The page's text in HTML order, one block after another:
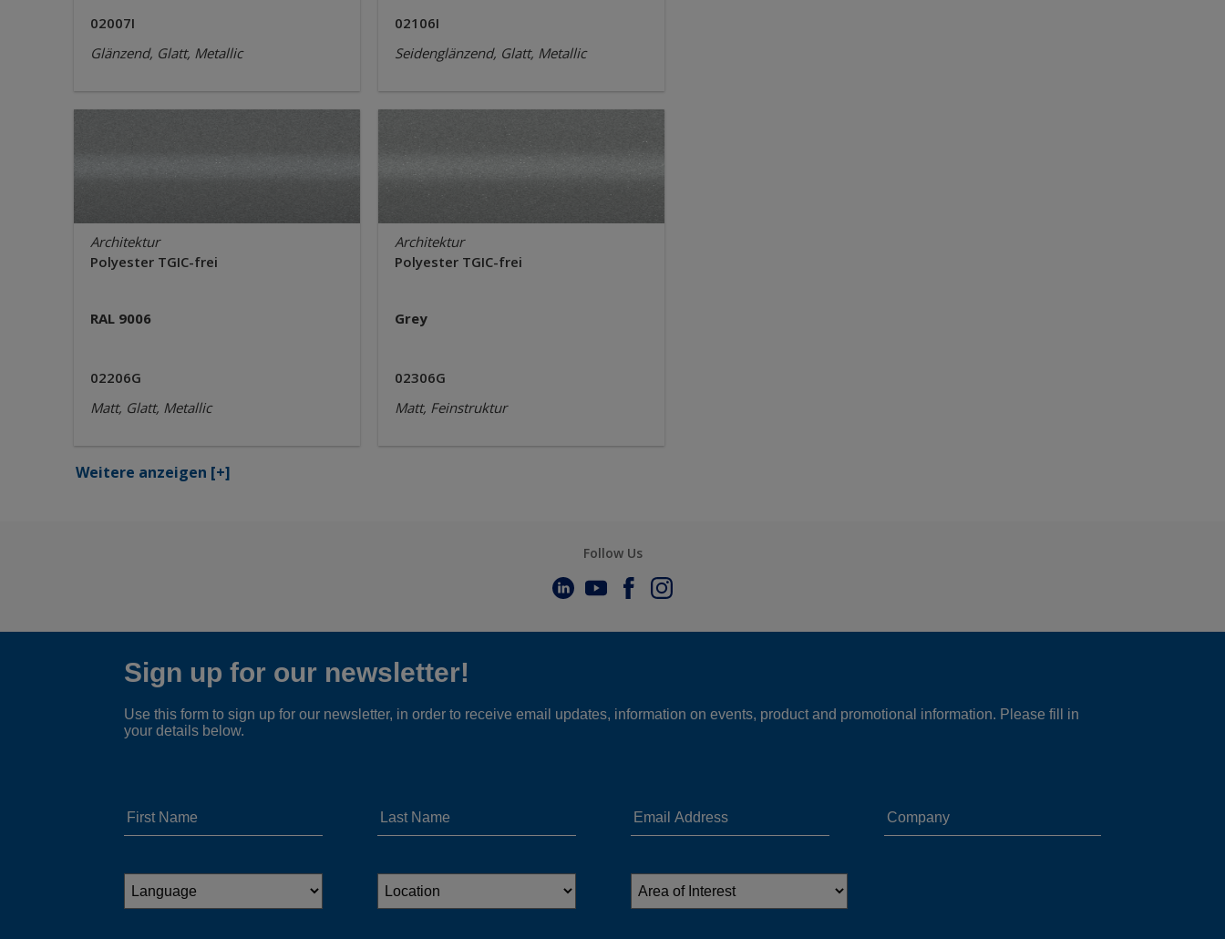
02007I
Glänzend, Glatt, Metallic
02106I
Seidenglänzend, Glatt, Metallic
Architektur
Polyester TGIC-frei
RAL 9006
02206G
Matt, Glatt, Metallic
Architektur
Polyester TGIC-frei
Grey
02306G
Matt, Feinstruktur
Weitere anzeigen [+]
Follow Us